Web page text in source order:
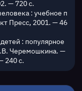
— 720 с.
: учебное п
Пресс, 2001. — 46
: популярное
Черемошкина. —
240 с.